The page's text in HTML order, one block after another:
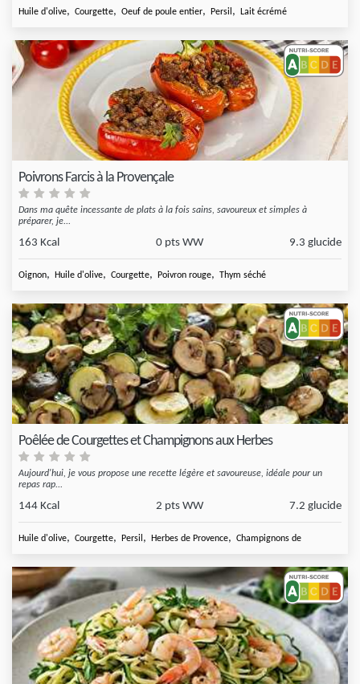
Huile d'olive, Courgette, Oeuf de poule entier, Persil , Lait écrémé
Poivrons Farcis à la Provençale
Dans ma quête incessante de plats à la fois sains, savoureux et simples à
préparer, je...
163 Kcal 0 pts WW 9.3 glucide
Oignon, Huile d'olive, Courgette, Poivron rouge, Thym séché
Poêlée de Courgettes et Champignons aux Herbes
Aujourd'hui, je vous propose une recette légère et savoureuse, idéale pour un
repas rap...
144 Kcal 2 pts WW 7.2 glucide
Huile d'olive, Courgette, Persil , Herbes de Provence, Champignons de